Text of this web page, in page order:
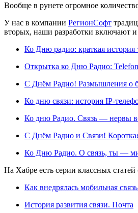
Вообще в рунете огромное
У нас в компании РегионСофт
вторых, наши разработки включают
Ко Дню радио: краткая история
Открытка ко Дню Радио:
С Днём Радио! Размышления о
Ко дню связи: история IP-
Ко дню Радио. Связь — нервы
С Днём Радио и Связи!
Ко Дню Радио. О связь, ты —
На Хабре есть серии классных статей
Как внедрялась мобильная
История развития связи. Почта